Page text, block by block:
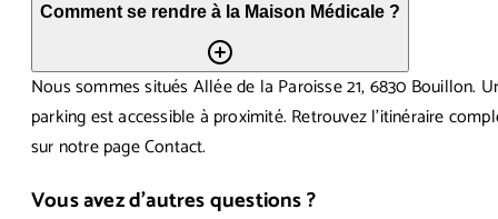
Comment se rendre à la Maison Médicale ?
Nous sommes situés Allée de la Paroisse 21, 6830 Bouillon.
parking est accessible à proximité. Retrouvez l'itinéraire
sur notre page Contact.
Vous avez d'autres questions ?